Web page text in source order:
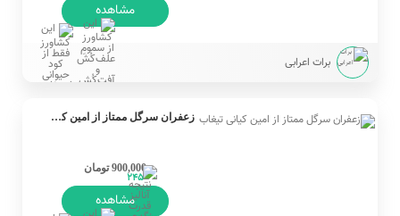
مشاهده
برات اعرابی
زعفران سرگل ممتاز از امین کیانی تیغاب
900,000 تومان
مشاهده
245